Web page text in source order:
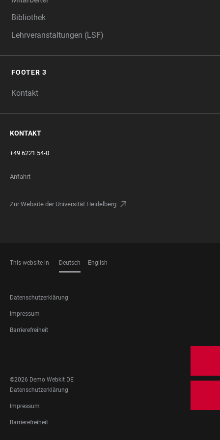
Bibliothek
Lehrveranstaltungen (LSF)
FOOTER 3
Kontakt
KONTAKT
+49 6221 54-0
Anfahrt
Zur Website der Universität Heidelberg
This website in Deutsch English
FOOTER
LEGAL
Datenschutzerklärung
Impressum
Barrierefreiheit
MEDIA
©2026 Demo Webkit DE
FOOTER
LEGAL
Datenschutzerklärung
Impressum
Barrierefreiheit